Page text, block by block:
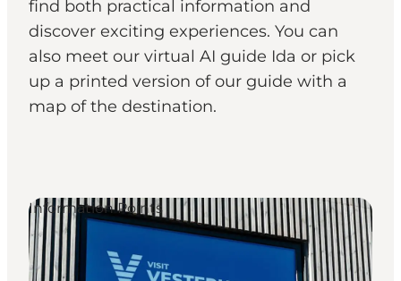
find both practical information and
discover exciting experiences. You can
also meet our virtual AI guide Ida or pick
up a printed version of our guide with a
map of the destination.
Information Points